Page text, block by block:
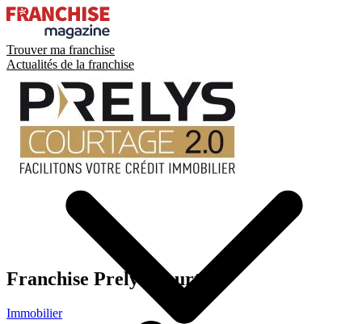
Trouver ma franchise
Actualités de la franchise
Franchise Prelys Courtage
Immobilier